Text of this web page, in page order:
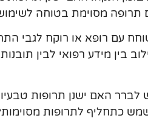
תרופה מסוימת בטוחה
עם רופא או רוקח לגבי
בין מידע רפואי לבין
לברר האם ישנן תרופות
כתחליף לתרופות